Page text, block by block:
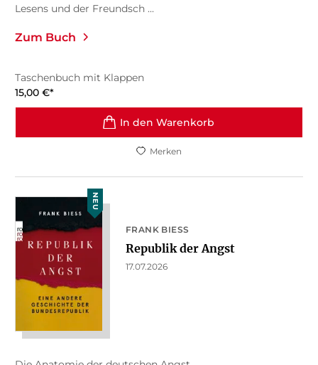
Lesens und der Freundsch ...
Zum Buch
Taschenbuch mit Klappen
15,00 €*
In den Warenkorb
Merken
NEU
FRANK BIESS
Republik der Angst
17.07.2026